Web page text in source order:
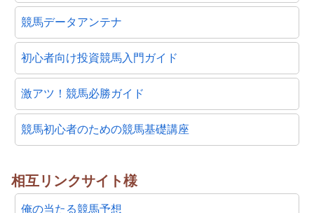
競馬データアンテナ
初心者向け投資競馬入門ガイド
激アツ！競馬必勝ガイド
競馬初心者のための競馬基礎講座
相互リンクサイト様
俺の当たる競馬予想